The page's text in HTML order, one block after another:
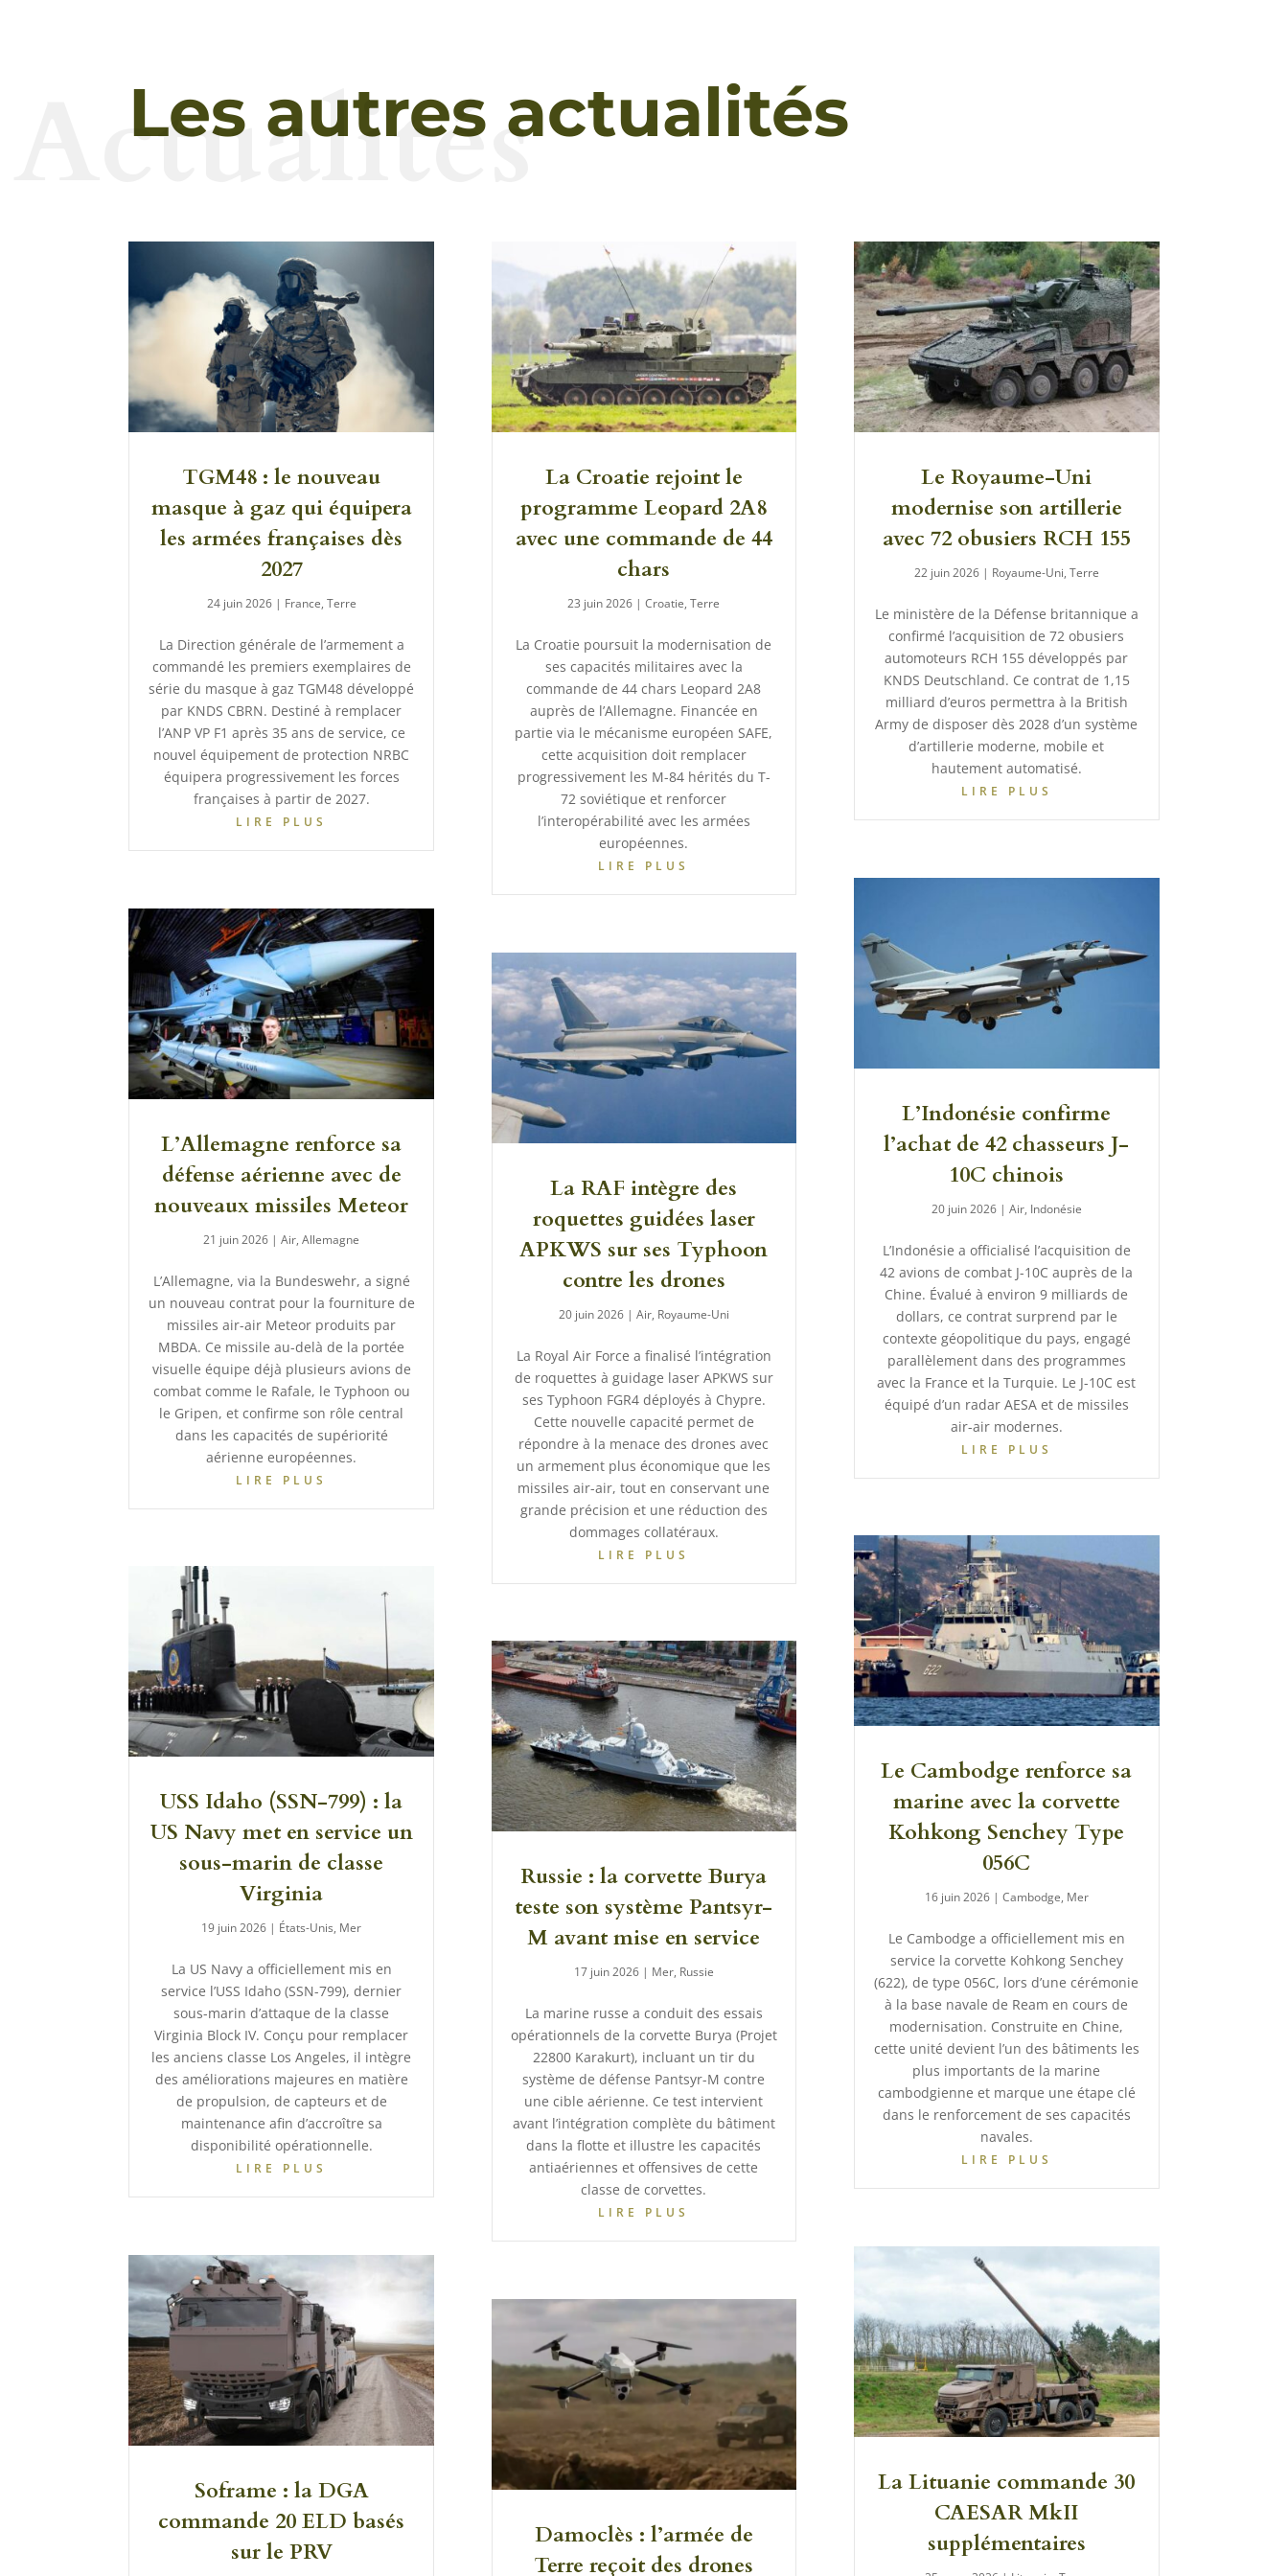
Les autres actualités
Actualités
TGM48 : le nouveau
masque à gaz qui équipera
les armées françaises dès
2027
24 juin 2026| France, Terre
La Direction générale de l’armement a
commandé les premiers exemplaires de
série du masque à gaz TGM48 développé
par KNDS CBRN. Destiné à remplacer
l’ANP VP F1 après 35 ans de service, ce
nouvel équipement de protection NRBC
équipera progressivement les forces
françaises à partir de 2027.
LIRE PLUS
L’Allemagne renforce sa
défense aérienne avec de
nouveaux missiles Meteor
21 juin 2026 |Air,Allemagne
L’Allemagne, via la Bundeswehr, a signé
un nouveau contrat pour la fourniture de
missiles air-air Meteor produits par
MBDA. Ce missile au-delà de la portée
visuelle équipe déjà plusieurs avions de
combat comme le Rafale, le Typhoon ou
le Gripen, et confirme son rôle central
dans les capacités de supériorité
aérienne européennes.
LIRE PLUS
USS Idaho (SSN-799) : la
US Navy met en service un
sous-marin de classe
Virginia
19 juin 2026 | États-Unis, Mer
La US Navy a officiellement mis en
service l’USS Idaho (SSN-799), dernier
sous-marin d’attaque de la classe
Virginia Block IV. Conçu pour remplacer
les anciens classe Los Angeles, il intègre
des améliorations majeures en matière
de propulsion, de capteurs et de
maintenance afin d’accroître sa
disponibilité opérationnelle.
LIRE PLUS
Soframe : la DGA
commande 20 ELD basés
sur le PRV
La Croatie rejoint le
programme Leopard 2A8
avec une commande de 44
chars
23 juin 2026 |Croatie,Terre
La Croatie poursuit la modernisation de
ses capacités militaires avec la
commande de 44 chars Leopard 2A8
auprès de l’Allemagne. Financée en
partie via le mécanisme européen SAFE,
cette acquisition doit remplacer
progressivement les M-84 hérités du T-
72 soviétique et renforcer
l’interopérabilité avec les armées
européennes.
LIRE PLUS
La RAF intègre des
roquettes guidées laser
APKWS sur ses Typhoon
contre les drones
20 juin 2026| Air, Royaume-Uni
La Royal Air Force a finalisé l’intégration
de roquettes à guidage laser APKWS sur
ses Typhoon FGR4 déployés à Chypre.
Cette nouvelle capacité permet de
répondre à la menace des drones avec
un armement plus économique que les
missiles air-air, tout en conservant une
grande précision et une réduction des
dommages collatéraux.
LIRE PLUS
Russie : la corvette Burya
teste son système Pantsyr-
M avant mise en service
17 juin 2026| Mer, Russie
La marine russe a conduit des essais
opérationnels de la corvette Burya (Projet
22800 Karakurt), incluant un tir du
système de défense Pantsyr-M contre
une cible aérienne. Ce test intervient
avant l’intégration complète du bâtiment
dans la flotte et illustre les capacités
antiaériennes et offensives de cette
classe de corvettes.
LIRE PLUS
Damoclès : l’armée de
Terre reçoit des drones
Le Royaume-Uni
modernise son artillerie
avec 72 obusiers RCH 155
22 juin 2026| Royaume-Uni, Terre
Le ministère de la Défense britannique a
confirmé l’acquisition de 72 obusiers
automoteurs RCH 155 développés par
KNDS Deutschland. Ce contrat de 1,15
milliard d’euros permettra à la British
Army de disposer dès 2028 d’un système
d’artillerie moderne, mobile et
hautement automatisé.
LIRE PLUS
L’Indonésie confirme
l’achat de 42 chasseurs J-
10C chinois
20 juin 2026| Air, Indonésie
L’Indonésie a officialisé l’acquisition de
42 avions de combat J-10C auprès de la
Chine. Évalué à environ 9 milliards de
dollars, ce contrat surprend par le
contexte géopolitique du pays, engagé
parallèlement dans des programmes
avec la France et la Turquie. Le J-10C est
équipé d’un radar AESA et de missiles
air-air modernes.
LIRE PLUS
Le Cambodge renforce sa
marine avec la corvette
Kohkong Senchey Type
056C
16 juin 2026| Cambodge, Mer
Le Cambodge a officiellement mis en
service la corvette Kohkong Senchey
(622), de type 056C, lors d’une cérémonie
à la base navale de Ream en cours de
modernisation. Construite en Chine,
cette unité devient l’un des bâtiments les
plus importants de la marine
cambodgienne et marque une étape clé
dans le renforcement de ses capacités
navales.
LIRE PLUS
La Lituanie commande 30
CAESAR MkII
supplémentaires